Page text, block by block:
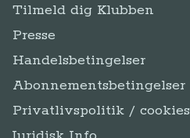
Tilmeld dig Klubben
Presse
Handelsbetingelser
Abonnementsbetingelser
Privatlivspolitik / cookies